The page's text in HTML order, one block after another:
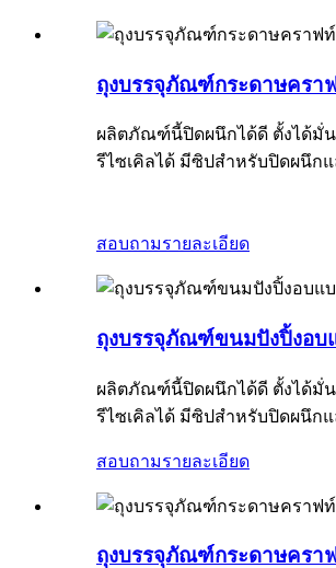
ถุงบรรจุภัณฑ์กระดาษครา
ผลิตภัณฑ์นี้ปิดผนึกได้ดี ตั้งได้มั่น
รีไซเคิลได้ มีซิปสำหรับปิดผนึก
สอบถามรายละเอียด
ถุงบรรจุภัณฑ์ขนมปังปิ้งอบ
ผลิตภัณฑ์นี้ปิดผนึกได้ดี ตั้งได้มั่น
รีไซเคิลได้ มีซิปสำหรับปิดผนึก
สอบถามรายละเอียด
ถุงบรรจุภัณฑ์กระดาษครา